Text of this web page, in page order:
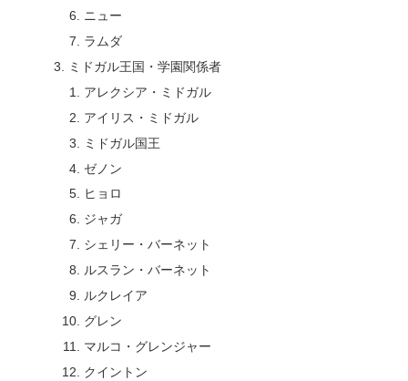
ニュー
ラムダ
ミドガル王国・学園関係者
アレクシア・ミドガル
アイリス・ミドガル
ミドガル国王
ゼノン
ヒョロ
ジャガ
シェリー・バーネット
ルスラン・バーネット
ルクレイア
グレン
マルコ・グレンジャー
クイントン